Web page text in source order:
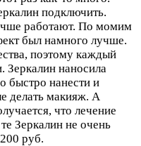
подключить.
работают. По момим
был намного лучше.
поэтому каждый
Зеркалин наносила
быстро нанести и
делать макияж. А
что лечение
Зеркалин не очень
руб.